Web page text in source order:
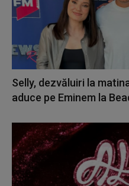
Selly, dezvăluiri la
aduce pe Eminem la